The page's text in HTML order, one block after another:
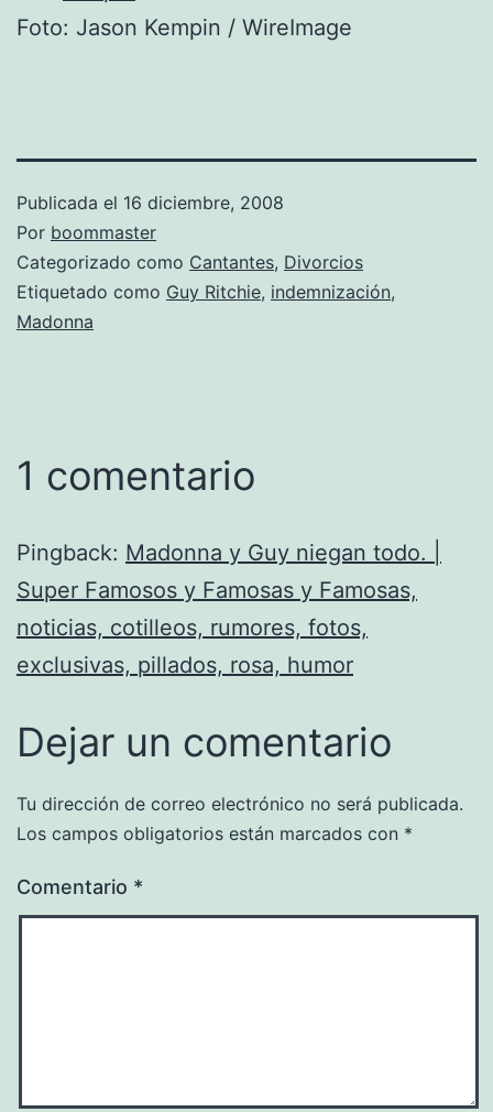
Foto: Jason Kempin / WireImage
Publicada el 16 diciembre, 2008
Por boommaster
Categorizado como Cantantes, Divorcios
Etiquetado como Guy Ritchie, indemnización,
Madonna
1 comentario
Pingback: Madonna y Guy niegan todo. |
Super Famosos y Famosas y Famosas,
noticias, cotilleos, rumores, fotos,
exclusivas, pillados, rosa, humor
Dejar un comentario
Tu dirección de correo electrónico no será publicada.
Los campos obligatorios están marcados con *
Comentario *